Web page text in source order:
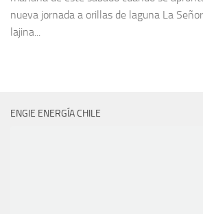
nueva jornada a orillas de laguna La
lajina...
ENGIE ENERGÍA CHILE